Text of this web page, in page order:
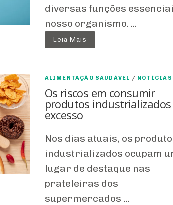
diversas funções
nosso organismo. ...
Leia Mais
ALIMENTAÇÃO SAUDÁVEL / NOTÍCIAS
Os riscos em consumir
produtos
excesso
Nos dias atuais, os
industrializados ocupam
lugar de destaque nas
prateleiras dos
supermercados ...